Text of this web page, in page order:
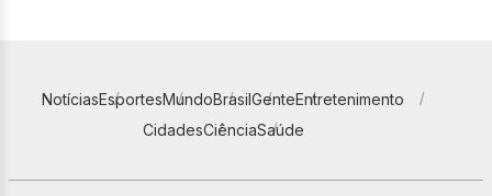
NotíciasEsportesMundoBrasilGenteEntretenimento
CidadesCiênciaSaúde